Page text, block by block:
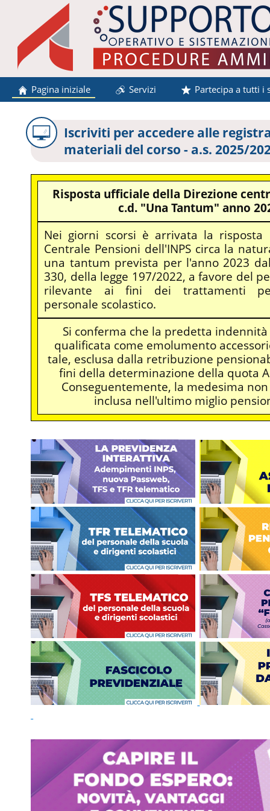
Pagina iniziale Servizi Partecipa a tutti i
Iscriviti per accedere alle
materiali del corso - a.s. 2025/
Risposta ufficiale della Direzione
c.d. "Una Tantum" anno
Nei giorni scorsi è arrivata la risposta
Centrale Pensioni dell'INPS circa la
una tantum prevista per l'anno 2023
330, della legge 197/2022, a favore del
rilevante ai fini dei trattamenti
personale scolastico.
Si conferma che la predetta indennità
qualificata come emolumento
tale, esclusa dalla retribuzione
fini della determinazione della quota
Conseguentemente, la medesima
inclusa nell'ultimo miglio